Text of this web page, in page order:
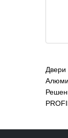
Двери